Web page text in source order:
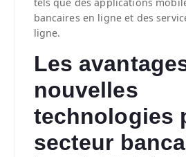
tels que des applications
bancaires en ligne et des
ligne.
Les
nouvelles
technologies
secteur